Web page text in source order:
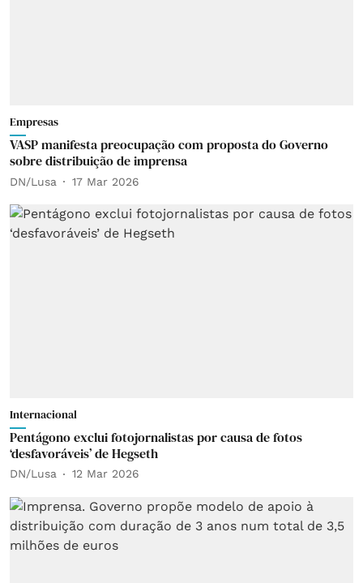
Empresas
VASP manifesta preocupação com proposta do Governo
sobre distribuição de imprensa
DN/Lusa 17 Mar 2026
Internacional
Pentágono exclui fotojornalistas por causa de fotos
‘desfavoráveis’ de Hegseth
DN/Lusa 12 Mar 2026